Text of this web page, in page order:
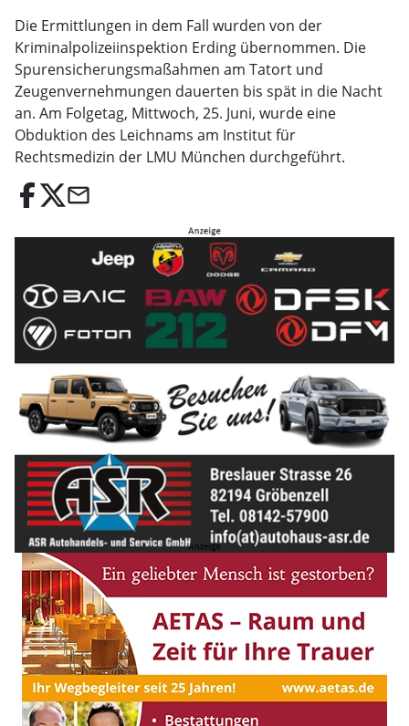
Die Ermittlungen in dem Fall wurden von der
Kriminalpolizeiinspektion Erding übernommen. Die
Spurensicherungsmaßahmen am Tatort und
Zeugenvernehmungen dauerten bis spät in die Nacht
an. Am Folgetag, Mittwoch, 25. Juni, wurde eine
Obduktion des Leichnams am Institut für
Rechtsmedizin der LMU München durchgeführt.
email